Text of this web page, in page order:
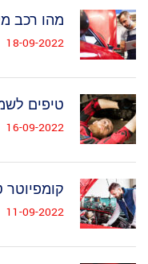
מהו רכב
18-09-2022
טיפים
16-09-2022
11-09-2022